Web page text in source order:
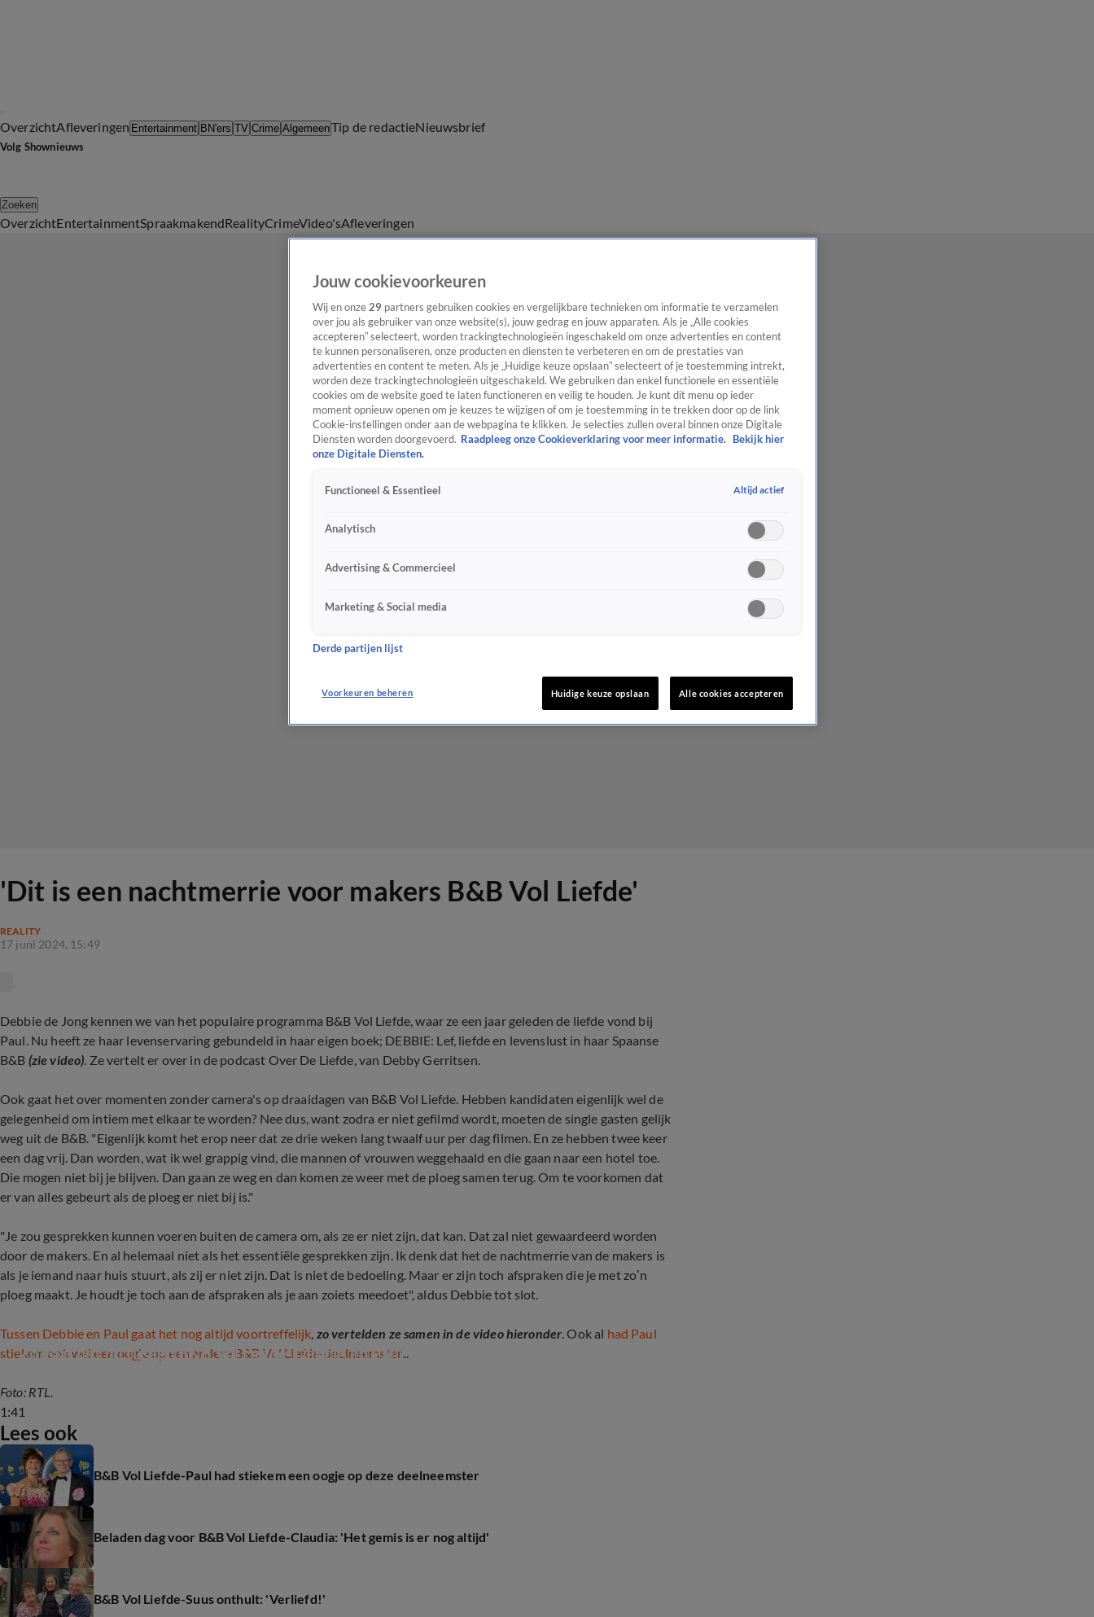
OverzichtAfleveringen Entertainment BN'ers TV Crime AlgemeenTip de redactieNieuwsbrief
Volg Shownieuws
Zoeken
OverzichtEntertainmentSpraakmakendRealityCrimeVideo'sAfleveringen
'Dit is een nachtmerrie voor makers B&B Vol Liefde'
REALITY
17 juni 2024, 15:49
Debbie de Jong kennen we van het populaire programma B&B Vol Liefde, waar ze een jaar geleden de liefde vond bij
Paul. Nu heeft ze haar levenservaring gebundeld in haar eigen boek; DEBBIE: Lef, liefde en levenslust in haar Spaanse
B&B (zie video). Ze vertelt er over in de podcast Over De Liefde, van Debby Gerritsen.
Ook gaat het over momenten zonder camera's op draaidagen van B&B Vol Liefde. Hebben kandidaten eigenlijk wel de
gelegenheid om intiem met elkaar te worden? Nee dus, want zodra er niet gefilmd wordt, moeten de single gasten gelijk
weg uit de B&B. "Eigenlijk komt het erop neer dat ze drie weken lang twaalf uur per dag filmen. En ze hebben twee keer
een dag vrij. Dan worden, wat ik wel grappig vind, die mannen of vrouwen weggehaald en die gaan naar een hotel toe.
Die mogen niet bij je blijven. Dan gaan ze weg en dan komen ze weer met de ploeg samen terug. Om te voorkomen dat
er van alles gebeurt als de ploeg er niet bij is."
"Je zou gesprekken kunnen voeren buiten de camera om, als ze er niet zijn, dat kan. Dat zal niet gewaardeerd worden
door de makers. En al helemaal niet als het essentiële gesprekken zijn. Ik denk dat het de nachtmerrie van de makers is
als je iemand naar huis stuurt, als zij er niet zijn. Dat is niet de bedoeling. Maar er zijn toch afspraken die je met zo’n
ploeg maakt. Je houdt je toch aan de afspraken als je aan zoiets meedoet", aldus Debbie tot slot.
Tussen Debbie en Paul gaat het nog altijd voortreffelijk, zo vertelden ze samen in de video hieronder. Ook al had Paul
stiekem ook wel een oogje op een andere B&B Vol Liefde-deelneemster...
1:41
Zo gaat het nu tussen B&B Vol Liefde-Debbie en Paul
Foto: RTL.
Lees ook
B&B Vol Liefde-Paul had stiekem een oogje op deze deelneemster
Beladen dag voor B&B Vol Liefde-Claudia: 'Het gemis is er nog altijd'
B&B Vol Liefde-Suus onthult: 'Verliefd!'
Jouw cookievoorkeuren
Wij en onze 29 partners gebruiken cookies en vergelijkbare technieken om informatie te verzamelen
over jou als gebruiker van onze website(s), jouw gedrag en jouw apparaten. Als je „Alle cookies
accepteren” selecteert, worden trackingtechnologieën ingeschakeld om onze advertenties en content
te kunnen personaliseren, onze producten en diensten te verbeteren en om de prestaties van
advertenties en content te meten. Als je „Huidige keuze opslaan” selecteert of je toestemming intrekt,
worden deze trackingtechnologieën uitgeschakeld. We gebruiken dan enkel functionele en essentiële
cookies om de website goed te laten functioneren en veilig te houden. Je kunt dit menu op ieder
moment opnieuw openen om je keuzes te wijzigen of om je toestemming in te trekken door op de link
Cookie-instellingen onder aan de webpagina te klikken. Je selecties zullen overal binnen onze Digitale
Diensten worden doorgevoerd. Raadpleeg onze Cookieverklaring voor meer informatie.
Bekijk hier
onze Digitale Diensten.
Functioneel & Essentieel Altijd actief
Analytisch
Advertising & Commercieel
Marketing & Social media
Derde partijen lijst
Voorkeuren beheren Huidige keuze opslaan Alle cookies accepteren